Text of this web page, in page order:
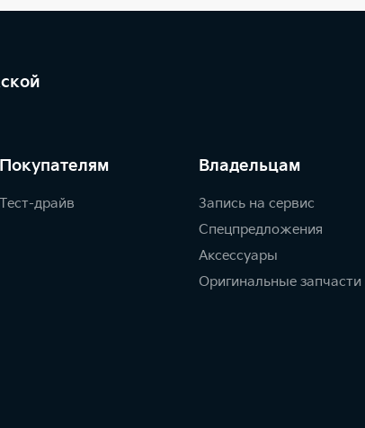
Покупателям
Тест-драйв
Владельцам
Запись на сервис
Спецпредложения
Аксессуары
Оригинальные запчасти